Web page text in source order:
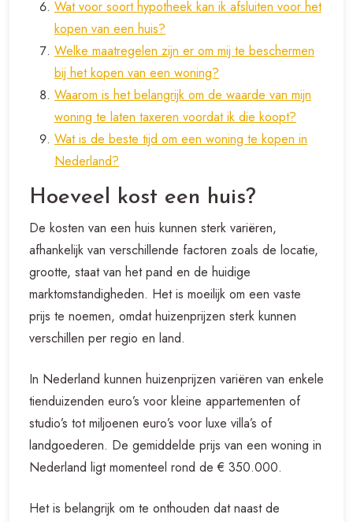
Wat voor soort hypotheek kan ik afsluiten voor het
kopen van een huis?
Welke maatregelen zijn er om mij te beschermen
bij het kopen van een woning?
Waarom is het belangrijk om de waarde van mijn
woning te laten taxeren voordat ik die koopt?
Wat is de beste tijd om een woning te kopen in
Nederland?
Hoeveel kost een huis?
De kosten van een huis kunnen sterk variëren,
afhankelijk van verschillende factoren zoals de locatie,
grootte, staat van het pand en de huidige
marktomstandigheden. Het is moeilijk om een vaste
prijs te noemen, omdat huizenprijzen sterk kunnen
verschillen per regio en land.
In Nederland kunnen huizenprijzen variëren van enkele
tienduizenden euro’s voor kleine appartementen of
studio’s tot miljoenen euro’s voor luxe villa’s of
landgoederen. De gemiddelde prijs van een woning in
Nederland ligt momenteel rond de € 350.000.
Het is belangrijk om te onthouden dat naast de